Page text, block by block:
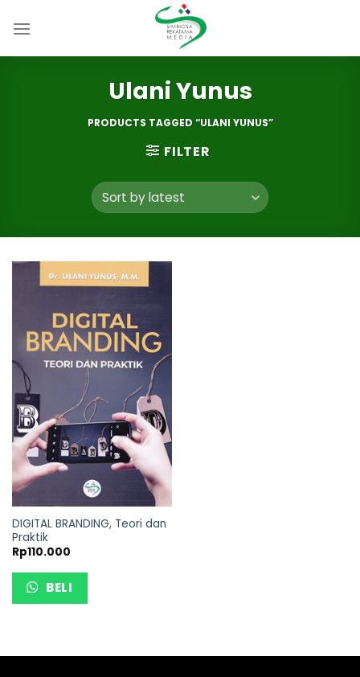
Ulani Yunus
PRODUCTS TAGGED “ULANI YUNUS”
FILTER
DIGITAL BRANDING, Teori dan
Praktik
Rp110.000
BELI